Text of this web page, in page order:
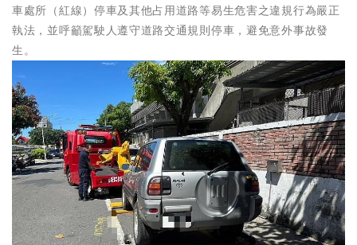
車處所（紅線）停車及其他占用道路等易生危害之違規行為嚴正
執法，並呼籲駕駛人遵守道路交通規則停車，避免意外事故發
生。